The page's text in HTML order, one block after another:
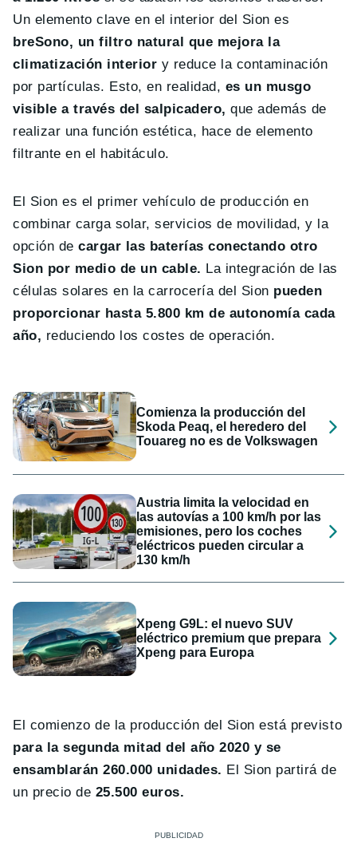
Un elemento clave en el interior del Sion es
breSono, un filtro natural que mejora la
climatización interior y reduce la contaminación
por partículas. Esto, en realidad, es un musgo
visible a través del salpicadero, que además de
realizar una función estética, hace de elemento
filtrante en el habitáculo.
El Sion es el primer vehículo de producción en
combinar carga solar, servicios de movilidad, y la
opción de cargar las baterías conectando otro
Sion por medio de un cable. La integración de las
células solares en la carrocería del Sion pueden
proporcionar hasta 5.800 km de autonomía cada
año, reduciendo los costes de operación.
Comienza la producción del
Skoda Peaq, el heredero del
Touareg no es de Volkswagen
Austria limita la velocidad en
las autovías a 100 km/h por las
emisiones, pero los coches
eléctricos pueden circular a
130 km/h
Xpeng G9L: el nuevo SUV
eléctrico premium que prepara
Xpeng para Europa
El comienzo de la producción del Sion está previsto
para la segunda mitad del año 2020 y se
ensamblarán 260.000 unidades. El Sion partirá de
un precio de 25.500 euros.